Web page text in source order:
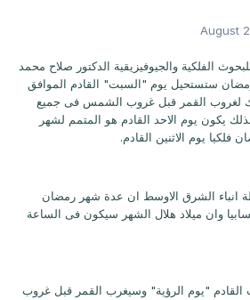
August
الفلكية والجيوفيزيقية الدكتور صلاح محمد
ستستحيل يوم "السبت" القادم الموافق
وذلك لغروب القمر قبل غروب الشمس فى جميع
يكون يوم الاحد القادم هو المتمم لشهر
يوم الاثنين القادم.
انباء الشرق الاوسط ان عدة شهر رمضان
30 يوما حسابيا وان ميلاد هلال الشهر سيكون فى الساعة
القادم "يوم الرؤية" وسيغرب القمر قبل غروب